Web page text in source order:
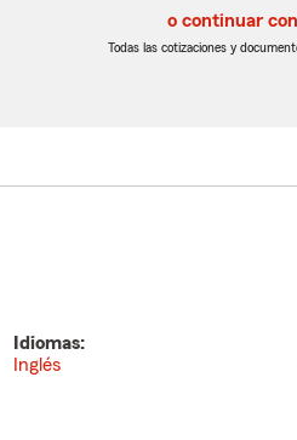
o continuar
Todas las cotizaciones y
Idiomas:
Inglés